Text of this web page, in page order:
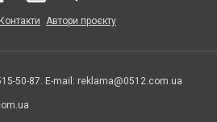
Контакти Автори проєкту
50-87. E-mail: reklama@0512.com.ua